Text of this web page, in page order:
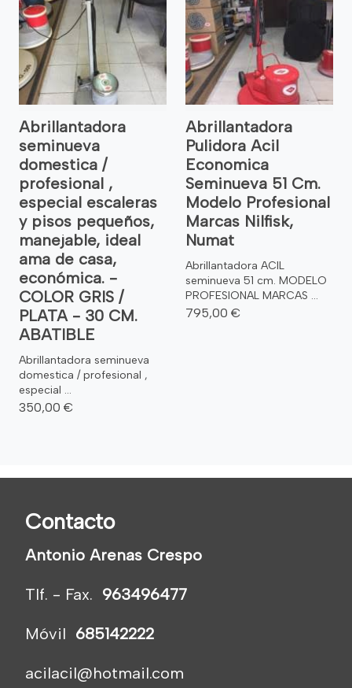
Abrillantadora
seminueva
domestica /
profesional ,
especial escaleras
y pisos pequeños,
manejable, ideal
ama de casa,
económica. -
COLOR GRIS /
PLATA - 30 CM.
ABATIBLE
Abrillantadora seminueva
domestica / profesional ,
especial ...
350,00 €
Abrillantadora
Pulidora Acil
Economica
Seminueva 51 Cm.
Modelo Profesional
Marcas Nilfisk,
Numat
Abrillantadora ACIL
seminueva 51 cm. MODELO
PROFESIONAL MARCAS ...
795,00 €
Contacto
Antonio Arenas Crespo
Tlf. - Fax. 963496477
Móvil 685142222
acilacil@hotmail.com